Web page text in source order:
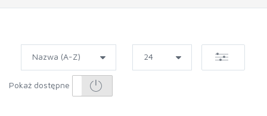
Pokaż dostępne